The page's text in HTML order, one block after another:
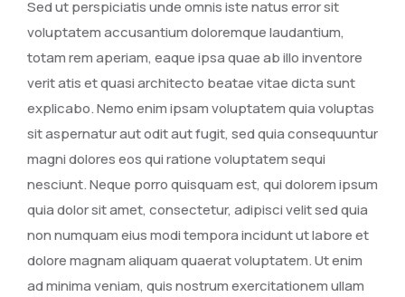
Sed ut perspiciatis unde omnis iste natus error sit
voluptatem accusantium doloremque laudantium,
totam rem aperiam, eaque ipsa quae ab illo inventore
verit atis et quasi architecto beatae vitae dicta sunt
explicabo. Nemo enim ipsam voluptatem quia voluptas
sit aspernatur aut odit aut fugit, sed quia consequuntur
magni dolores eos qui ratione voluptatem sequi
nesciunt. Neque porro quisquam est, qui dolorem ipsum
quia dolor sit amet, consectetur, adipisci velit sed quia
non numquam eius modi tempora incidunt ut labore et
dolore magnam aliquam quaerat voluptatem. Ut enim
ad minima veniam, quis nostrum exercitationem ullam